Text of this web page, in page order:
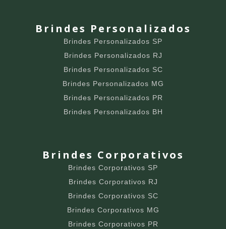
Brindes Personalizados
Brindes Personalizados SP
Brindes Personalizados RJ
Brindes Personalizados SC
Brindes Personalizados MG
Brindes Personalizados PR
Brindes Personalizados BH
Brindes Corporativos
Brindes Corporativos SP
Brindes Corporativos RJ
Brindes Corporativos SC
Brindes Corporativos MG
Brindes Corporativos PR